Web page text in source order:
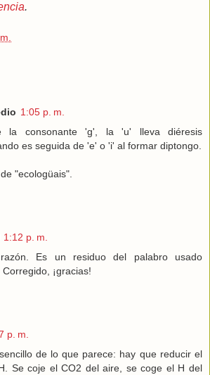
.
1:05 p. m.
la consonante 'g', la 'u' lleva diéresis
es seguida de 'e' o 'i' al formar diptongo.
"ecologüais".
1:12 p. m.
Es un residuo del palabro usado
¡gracias!
p. m.
de lo que parece: hay que reducir el
Se coje el CO2 del aire, se coge el H del